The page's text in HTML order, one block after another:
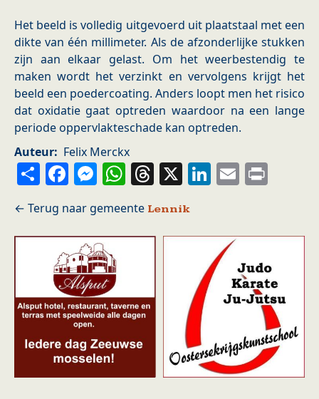
Het beeld is volledig uitgevoerd uit plaatstaal met een
dikte van één millimeter. Als de afzonderlijke stukken
zijn aan elkaar gelast. Om het weerbestendig te
maken wordt het verzinkt en vervolgens krijgt het
beeld een poedercoating. Anders loopt men het risico
dat oxidatie gaat optreden waardoor na een lange
periode oppervlakteschade kan optreden.
Auteur
Felix Merckx
ShareFacebook
Messenger
WhatsApp
Threads
X LinkedIn
Email
Lennik